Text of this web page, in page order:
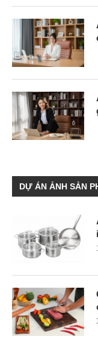
DỰ ÁN ẢNH SẢN